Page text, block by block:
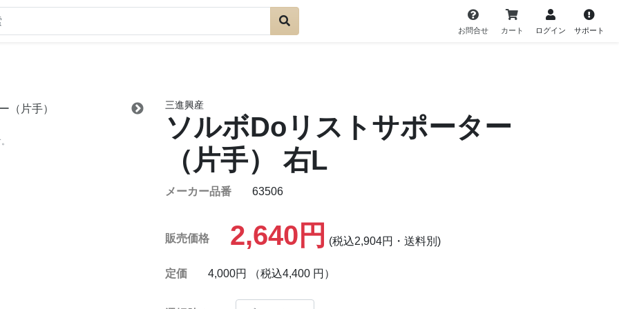
お問合せ カート ログイン サポート
三進興産
ソルボDoリストサポーター
（片手）
右L
メーカー品番 63506
販売価格 2,640円 (税込2,904円・送料別)
定価 4,000円 （税込4,400 円）